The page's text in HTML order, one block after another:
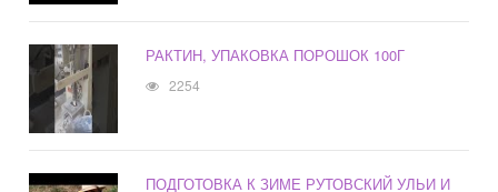
РАКТИН, УПАКОВКА ПОРОШОК 100Г
2254
ПОДГОТОВКА К ЗИМЕ РУТОВСКИЙ УЛЬИ И